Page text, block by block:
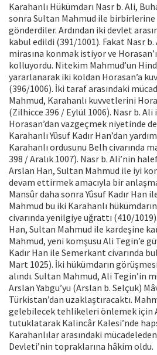
Karahanlı Hükümdarı Nasr b. Ali,
sonra Sultan Mahmud ile birbirlerine
gönderdiler. Ardından iki devlet
kabul edildi (391/1001). Fakat Nasr
mirasına konmak istiyor ve
kolluyordu. Nitekim Mahmud’un
yararlanarak iki koldan Horasan’a
(396/1006). İki taraf arasındaki
Mahmud, Karahanlı kuvvetlerini
(Zilhicce 396 / Eylül 1006). Nasr b.
Horasan’dan vazgeçmek niyetinde
Karahanlı Yûsuf Kadır Han’dan
Karahanlı ordusunu Belh civarında
398 / Aralık 1007). Nasr b. Ali’nin
Arslan Han, Sultan Mahmud ile iyi
devam ettirmek amacıyla bir
Mansûr daha sonra Yûsuf Kadır Han
Mahmud bu iki Karahanlı
civarında yenilgiye uğrattı (410/
Han, Sultan Mahmud ile kardeşine
Mahmud, yeni komşusu Ali Tegin’e
Kadır Han ile Semerkant civarında
Mart 1025). İki hükümdarın
alındı. Sultan Mahmud, Ali Tegin’in
Arslan Yabgu’yu (Arslan b. Selçuk)
Türkistan’dan uzaklaştıracaktı.
gelebilecek tehlikeleri önlemek için
tutuklatarak Kalincâr Kalesi’nde
Karahanlılar arasındaki
Devleti’nin topraklarına hâkim oldu.